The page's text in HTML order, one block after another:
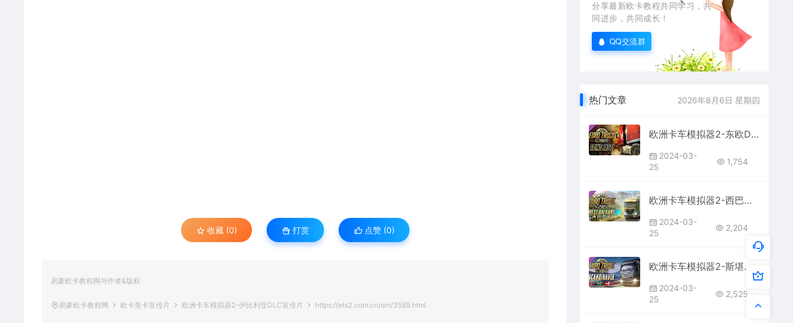
收藏 (0) 打赏 点赞 (0)
易豪欧卡教程网与作者&版权
易豪欧卡教程网 欧卡美卡宣传片 欧洲卡车模拟器2-伊比利亚DLC宣传片 https://ets2.com.cn/om/3589.html
分享最新欧卡教程共同学习，共
同进步，共同成长！
QQ交流群
热门文章 2026年8月6日 星期四
欧洲卡车模拟器2-东欧DLC宣传片
2024-03-
25
1,754
欧洲卡车模拟器2-西巴尔干DLC宣传片
2024-03-
25
2,204
欧洲卡车模拟器2-斯堪的纳维亚DLC宣传片
2024-03-
25
2,525